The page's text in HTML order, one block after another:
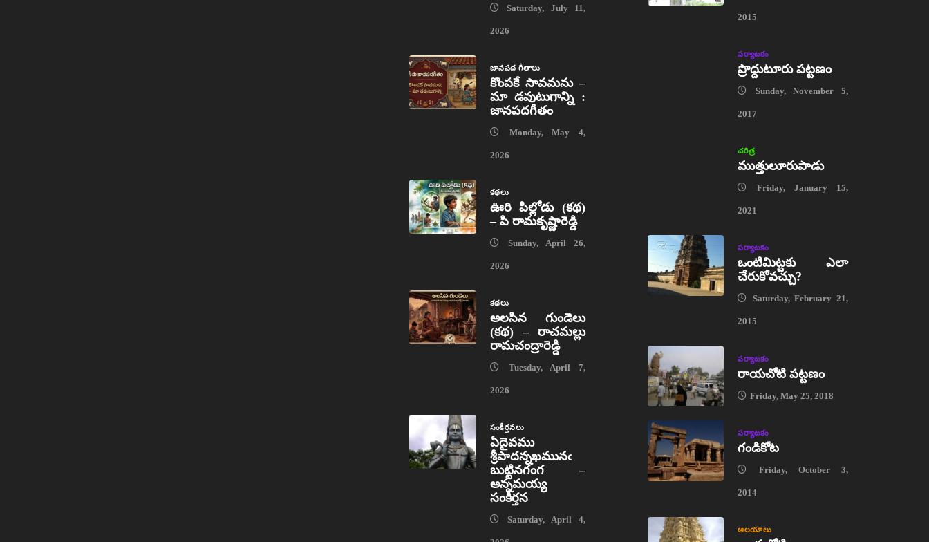
Saturday, July 11,
2026
జానపద గీతాలు
కొంపకే సావమను –
మా డవుటుగాన్ని :
జానపదగీతం
Monday, May 4,
2026
కథలు
ఊరి పిల్లోడు (కథ)
– పి రామకృష్ణారెడ్డి
Sunday, April 26,
2026
కథలు
అలసిన గుండెలు
(కథ) – రాచమల్లు
రామచంద్రారెడ్డి
Tuesday, April 7,
2026
సంకీర్తనలు
ఏదైవము
శ్రీపాదన్నఖమునఁ
బుట్టినగంగ –
అన్నమయ్య
సంకీర్తన
Saturday, April 4,
2015
పర్యాటకం
ప్రొద్దుటూరు పట్టణం
Sunday, November 5,
2017
చరిత్ర
ముత్తులూరుపాడు
Friday, January 15,
2021
పర్యాటకం
ఒంటిమిట్టకు ఎలా
చేరుకోవచ్చు?
Saturday, February 21,
2015
పర్యాటకం
రాయచోటి పట్టణం
Friday, May 25, 2018
పర్యాటకం
గండికోట
Friday, October 3,
2014
ఆలయాలు